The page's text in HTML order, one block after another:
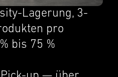
Lagerung, 3-
pro
bis 75 %